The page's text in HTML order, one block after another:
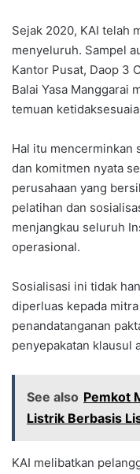
Sejak 2020, KAI telah
menyeluruh. Sampel
Kantor Pusat, Daop 3
Balai Yasa Manggarai
temuan
Hal itu mencerminkan
dan komitmen nyata
perusahaan yang
pelatihan dan
menjangkau seluruh
operasional.
Sosialisasi ini tidak
diperluas kepada
penandatanganan
penyepakatan klausul
See also Pemkot
Listrik Berbasis
KAI melibatkan